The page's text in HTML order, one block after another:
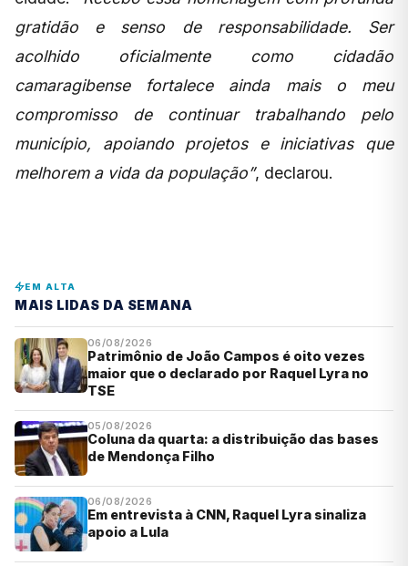
gratidão e senso de responsabilidade. Ser
acolhido oficialmente como cidadão
camaragibense fortalece ainda mais o meu
compromisso de continuar trabalhando pelo
município, apoiando projetos e iniciativas que
melhorem a vida da população”, declarou.
EM ALTA
MAIS LIDAS DA SEMANA
06/08/2026
Patrimônio de João Campos é oito vezes
maior que o declarado por Raquel Lyra no
TSE
05/08/2026
Coluna da quarta: a distribuição das bases
de Mendonça Filho
06/08/2026
Em entrevista à CNN, Raquel Lyra sinaliza
apoio a Lula